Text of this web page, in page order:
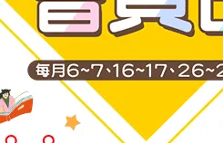
折 特價 432 元
加入購物車